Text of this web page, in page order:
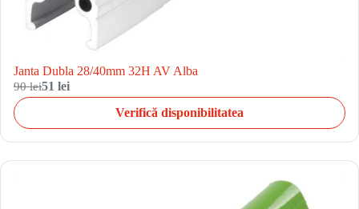
Janta Dubla 28/40mm 32H AV Alba
90 lei51 lei
Verifică disponibilitatea